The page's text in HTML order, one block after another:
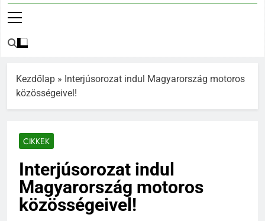
Kezdőlap » Interjúsorozat indul Magyarország motoros
közösségeivel!
CIKKEK
Interjúsorozat indul
Magyarország motoros
közösségeivel!